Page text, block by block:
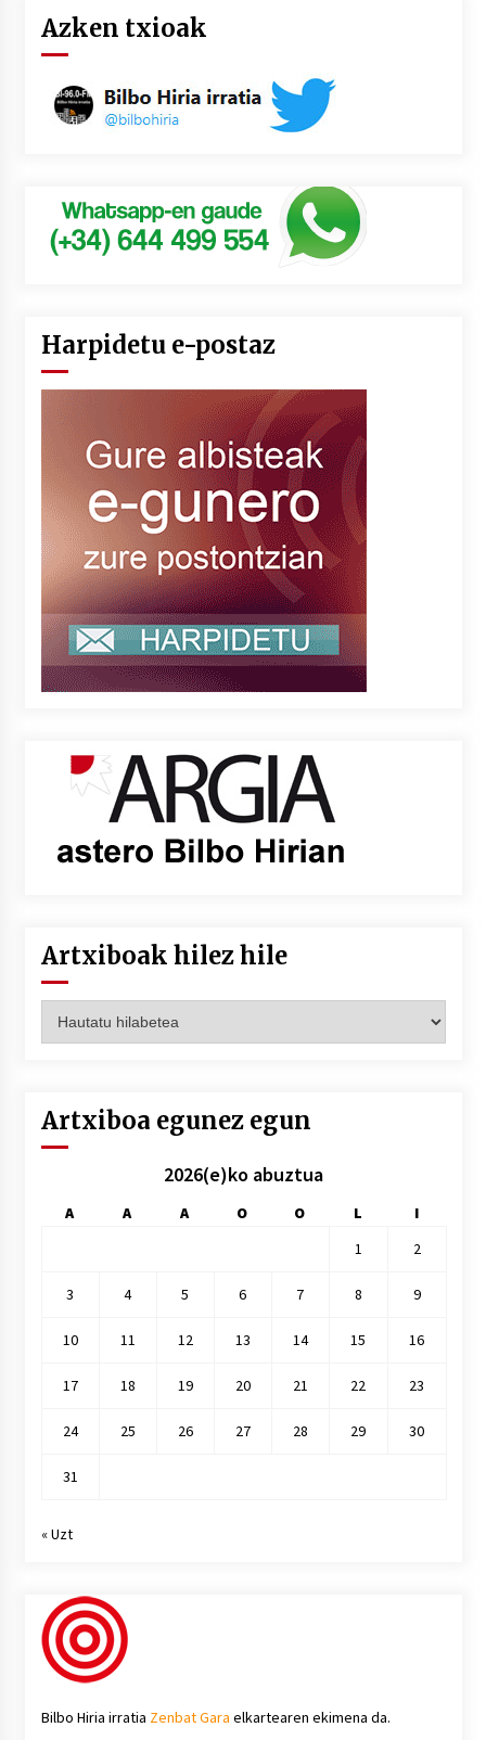
Azken txioak
Harpidetu e-postaz
Artxiboak hilez hile
hilez
Artxiboa egunez egun
2026(e)ko abuztua
A A A O O L
I
1
2
3 4 5 6 7 8 9
10 11 12 13 14 15 16
17 18 19 20 21 22 23
24 25 26 27 28 29 30
31
« Uzt
Bilbo Hiria irratia Zenbat Gara elkartearen ekimena da.